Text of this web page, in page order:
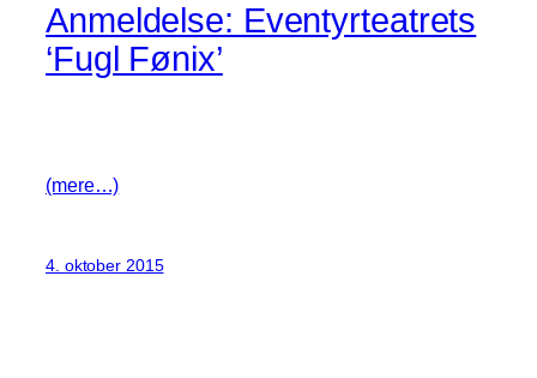
Anmeldelse: Eventyrteatrets
‘Fugl Fønix’
(mere…)
4. oktober 2015